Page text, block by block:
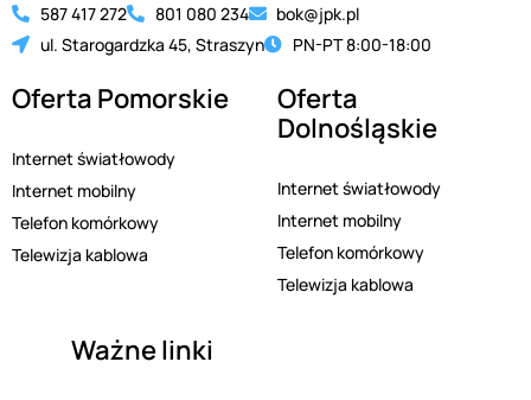
587 417 272 801 080 234
bok@jpk.pl
ul. Starogardzka 45, Straszyn
PN-PT 8:00-18:00
Oferta Pomorskie
Internet światłowody
Internet mobilny
Telefon komórkowy
Telewizja kablowa
Oferta
Dolnośląskie
Internet światłowody
Internet mobilny
Telefon komórkowy
Telewizja kablowa
Ważne linki